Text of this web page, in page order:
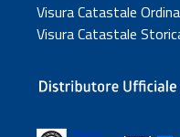
Visura Catastale
Visura Catastale